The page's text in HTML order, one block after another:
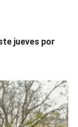
jueves por